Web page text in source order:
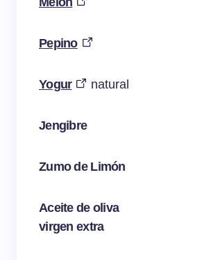
Pepino
Yogur natural
Jengibre
Zumo de Limón
Aceite de oliva
virgen extra